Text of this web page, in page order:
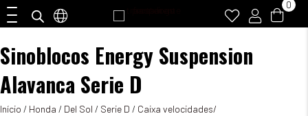
0
Sinoblocos Energy Suspension
Alavanca Serie D
Início / Honda / Del Sol / Serie D / Caixa velocidades/